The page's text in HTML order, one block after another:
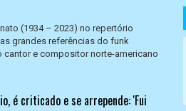
(1934 – 2023) no repertório
grandes referências do funk
e compositor norte-americano
é criticado e se arrepende: 'Fui